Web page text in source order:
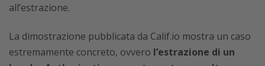
all’estrazione.
La dimostrazione pubblicata da Calif.io mostra un caso
estremamente concreto, ovvero l’estrazione di un